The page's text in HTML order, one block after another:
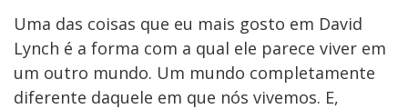
Uma das coisas que eu mais gosto em David
Lynch é a forma com a qual ele parece viver em
um outro mundo. Um mundo completamente
diferente daquele em que nós vivemos. E,